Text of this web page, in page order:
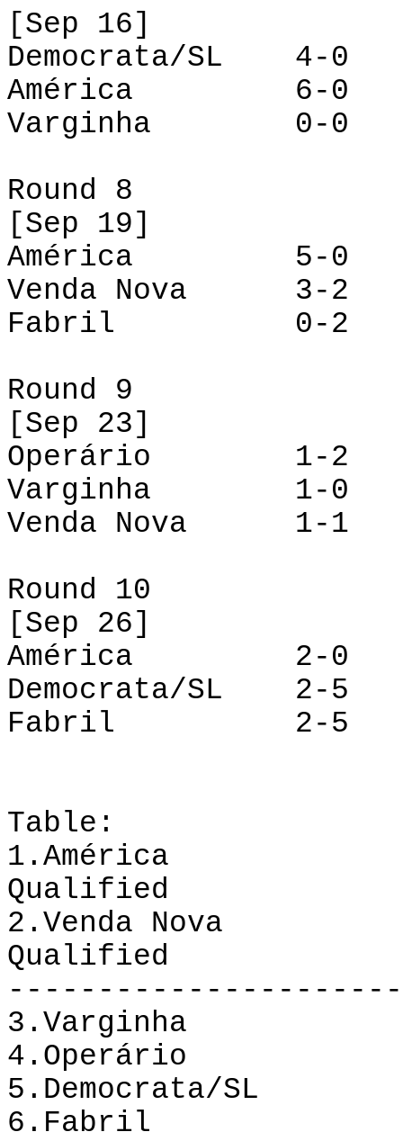
[Sep 16]
Democrata/SL 4-0
América 6-0
Varginha 0-0
Round 8
[Sep 19]
América 5-0
Venda Nova 3-2
Fabril 0-2
Round 9
[Sep 23]
Operário 1-2
Varginha 1-0
Venda Nova 1-1
Round 10
[Sep 26]
América 2-0
Democrata/SL 2-5
Fabril 2-5
Table :
1.América
Qualified
2.Venda Nova
Qualified
3.Varginha
4.Operário
5.Democrata/
6.Fabril 10